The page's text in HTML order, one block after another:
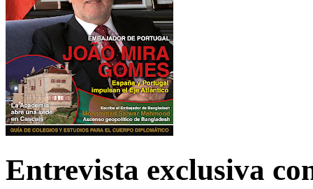
Entrevista exclusiva